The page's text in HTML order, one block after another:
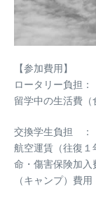
【参加費用】
ロータリー負担：
留学中の生活費
交換学生負担 ：
航空運賃（往復１
命・傷害保険加入
（キャンプ）費用